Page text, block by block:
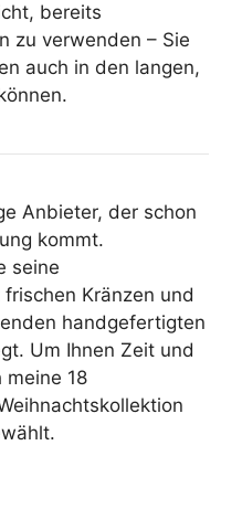
bereits
zu verwenden – Sie
auch in den langen,
Anbieter, der schon
kommt.
seine
Kränzen und
handgefertigten
Um Ihnen Zeit und
meine 18